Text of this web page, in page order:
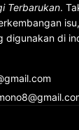
Terbarukan.
digunakan di